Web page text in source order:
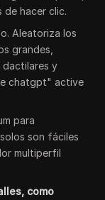
de hacer clic.
Aleatoriza los
grandes,
dactilares y
chatgpt" active
para
son fáciles
multiperfil
como